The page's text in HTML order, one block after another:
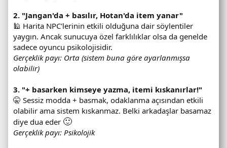
2. "Jangan'da + basılır, Hotan'da item yanar"
🕌 Harita NPC'lerinin etkili olduğuna dair söylentiler
yaygın. Ancak sunucuya özel farklılıklar olsa da genelde
sadece oyuncu psikolojisidir.
Gerçeklik payı: Orta (sistem buna göre ayarlanmışsa
olabilir)
3. "+ basarken kimseye yazma, itemi kıskanırlar!"
🤫 Sessiz modda + basmak, odaklanma açısından etkili
olabilir ama sistem kıskanmaz. Belki arkadaşlar basamaz
diye dua eder 🙂
Gerçeklik payı: Psikolojik